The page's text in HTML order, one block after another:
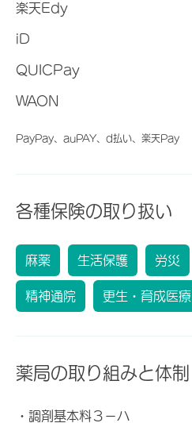
楽天Edy
iD
QUICPay
WAON
PayPay、auPAY、d払い、楽天Pay
各種保険の取り扱い
麻薬 生活保護 労災
精神通院 更生・育成医療
薬局の取り組みと体制
・調剤基本料３－ハ